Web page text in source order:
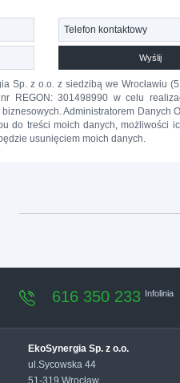
Wyślij
Sp. z o.o. z siedzibą we Wrocławiu
REGON: 301498990 w celu
Administratorem Danych
do treści moich danych, możliwości
usunięciem moich danych.
616 350 233 Infolinia
EkoSynergia Sp. z o.o.
ul.Sycowska 44
51-319 Wrocław